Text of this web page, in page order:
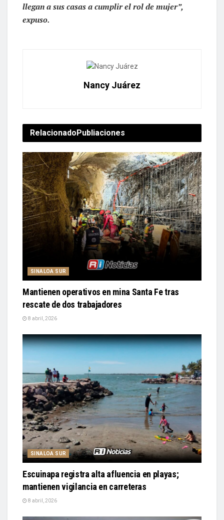
llegan a sus casas a cumplir el rol de mujer”,
expuso.
Nancy Juárez
RelacionadoPubliaciones
SINALOA SUR
Mantienen operativos en mina Santa Fe tras
rescate de dos trabajadores
8 abril, 2026
SINALOA SUR
Escuinapa registra alta afluencia en playas;
mantienen vigilancia en carreteras
8 abril, 2026